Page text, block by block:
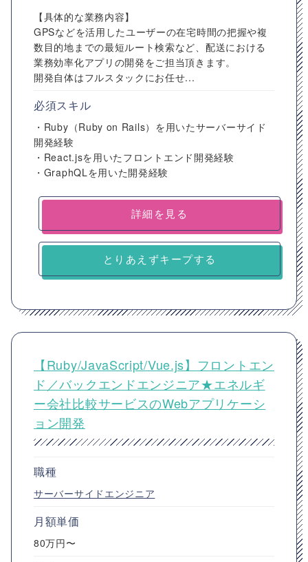
【具体的な業務内容】
GPSなどを活用したユーザーの在宅時間の把握や複
数目的地までの最短ルート検索など、配送における
業務効率化アプリの開発をご担当頂きます。
開発自体はフルスタックにお任せ...
必須スキル
・Ruby（Ruby on Rails）を用いたサーバーサイド
開発経験
・React.jsを用いたフロントエンド開発経験
・GraphQLを用いた開発経験
詳細を見る
とりあえずキープする
【Ruby/JavaScript/Vue.js】フロントエン
ド／バックエンドエンジニア★エネルギ
ー会社比較サービスのWebアプリケーシ
ョン開発
職種
サーバーサイドエンジニア
月額単価
80万円〜